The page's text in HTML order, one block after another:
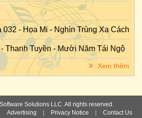
032 - Họa Mi - Nghìn Trùng Xa Cách
Thanh Tuyền - Mười Năm Tái Ngộ
Xem thêm
Solutions LLC. All rights reserved.
Advertising
Privacy Notice Contact Us